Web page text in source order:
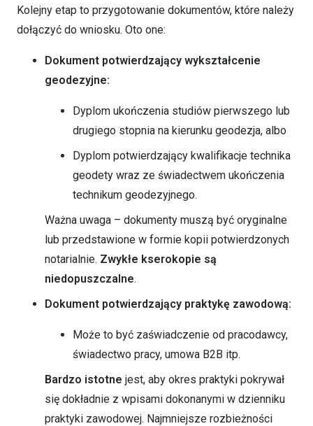
Kolejny etap to przygotowanie dokumentów, które należy
dołączyć do wniosku. Oto one:
Dokument potwierdzający wykształcenie
geodezyjne:
Dyplom ukończenia studiów pierwszego lub
drugiego stopnia na kierunku geodezja, albo
Dyplom potwierdzający kwalifikacje technika
geodety wraz ze świadectwem ukończenia
technikum geodezyjnego.
Ważna uwaga – dokumenty muszą być oryginalne
lub przedstawione w formie kopii potwierdzonych
notarialnie. Zwykłe kserokopie są
niedopuszczalne.
Dokument potwierdzający praktykę zawodową:
Może to być zaświadczenie od pracodawcy,
świadectwo pracy, umowa B2B itp.
Bardzo istotne jest, aby okres praktyki pokrywał
się dokładnie z wpisami dokonanymi w dzienniku
praktyki zawodowej. Najmniejsze rozbieżności